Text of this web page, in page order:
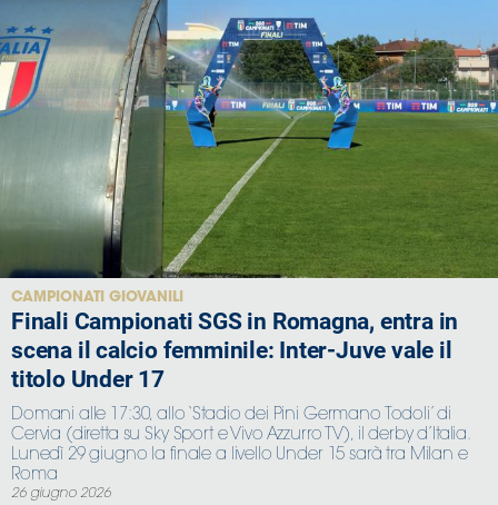
CAMPIONATI GIOVANILI
Finali Campionati SGS in Romagna, entra in
scena il calcio femminile: Inter-Juve vale il
titolo Under 17
Domani alle 17:30, allo ‘Stadio dei Pini Germano Todoli’ di
Cervia (diretta su Sky Sport e Vivo Azzurro TV), il derby d’Italia.
Lunedì 29 giugno la finale a livello Under 15 sarà tra Milan e
Roma
26 giugno 2026